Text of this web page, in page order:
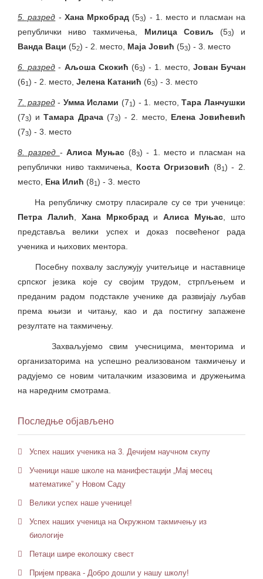
5. разред - Хана Мркобрад (53) - 1. место и пласман на
републички ниво такмичења, Милица Совиљ (53) и
Ванда Ваци (52) - 2. место, Маја Јовић (53) - 3. место
6. разред - Аљоша Скокић (63) - 1. место, Јован Бучан
(61) - 2. место, Јелена Катанић (63) - 3. место
7. разред- Умма Ислами (71) - 1. место,Тара Ланчушки
(73) иТамара Драча(73) - 2. место, Елена Јовићевић
(73) - 3. место
8. разред -Алиса Муњас (83) - 1. место и пласман на
републички ниво такмичења, Коста Огризовић (81) - 2.
место, Ена Илић (81) - 3. место
На републичку смотру пласирале су се три ученице:
Петра Лалић
Хана МркобрадиАлиса Муњас , што
представља велики успех и доказ посвећеног рада
ученика и њихових ментора.
Посебну похвалу заслужују учитељице и наставнице
српског језика које су својим трудом, стрпљењем и
преданим радом подстакле ученике да развијају љубав
према књизи и читању, као и да постигну запажене
резултате на такмичењу.
Захваљујемо свим учесницима, менторима и
организаторима на успешно реализованом такмичењу и
радујемо се новим читалачким изазовима и дружењима
на наредним смотрама.
Последње објављено
Успех наших ученика на 3. Дечијем научном скупу
Ученици наше школе на манифестацији „Мај месец
математике” у Новом Саду
Велики успех наше ученице!
Успех наших ученица на Окружном такмичењу из
биологије
Петaци шире еколошку свест
Пријем првака - Добро дошли у нашу школу!